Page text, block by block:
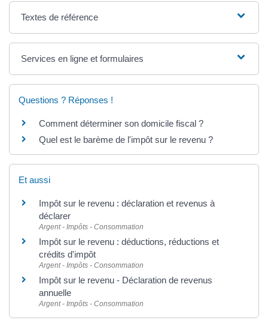
Textes de référence
Services en ligne et formulaires
Questions ? Réponses !
Comment déterminer son domicile fiscal ?
Quel est le barème de l'impôt sur le revenu ?
Et aussi
Impôt sur le revenu : déclaration et revenus à
déclarer
Argent - Impôts - Consommation
Impôt sur le revenu : déductions, réductions et
crédits d'impôt
Argent - Impôts - Consommation
Impôt sur le revenu - Déclaration de revenus
annuelle
Argent - Impôts - Consommation